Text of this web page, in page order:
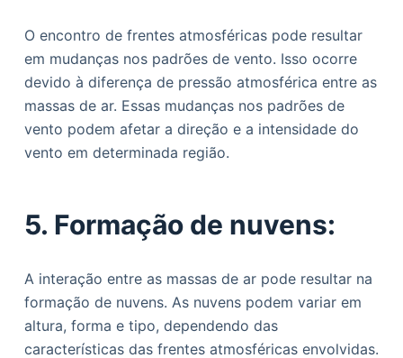
O encontro de frentes atmosféricas pode resultar
em mudanças nos padrões de vento. Isso ocorre
devido à diferença de pressão atmosférica entre as
massas de ar. Essas mudanças nos padrões de
vento podem afetar a direção e a intensidade do
vento em determinada região.
5. Formação de nuvens:
A interação entre as massas de ar pode resultar na
formação de nuvens. As nuvens podem variar em
altura, forma e tipo, dependendo das
características das frentes atmosféricas envolvidas.